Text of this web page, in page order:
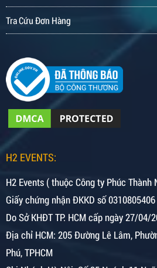
H2 EVENTS:
H2 Events ( thuộc Công ty Phúc Thành
Giấy chứng nhận ĐKKD số 0310805406
Do Sở KHĐT TP. HCM cấp ngày 27/04/
Địa chỉ HCM: 205 Đường Lê Lâm,
Phú, TPHCM
Tra Cứu Đơn Hàng